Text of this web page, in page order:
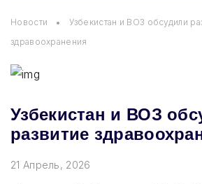
Новости
Узбекистан и ВОЗ обсудили
здравоохранения
Узбекистан и ВОЗ
развитие
21 Апрель, 2026